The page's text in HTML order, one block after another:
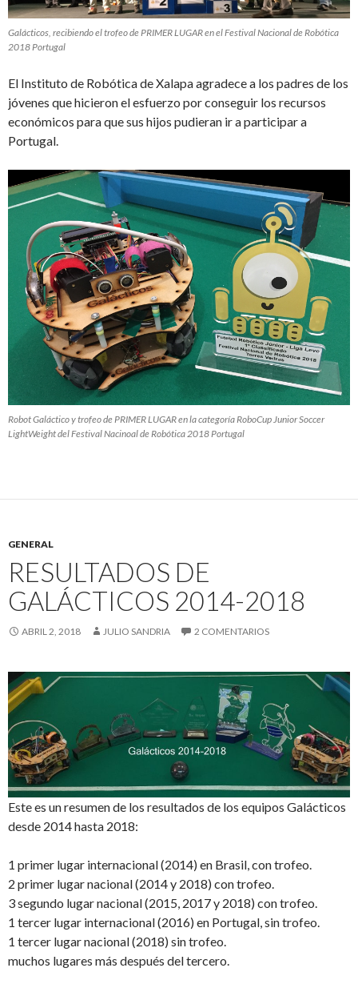
Galácticos, recibiendo el trofeo de PRIMER LUGAR en el Festival Nacional de Robótica
2018 Portugal
El Instituto de Robótica de Xalapa agradece a los padres de los
jóvenes que hicieron el esfuerzo por conseguir los recursos
económicos para que sus hijos pudieran ir a participar a
Portugal.
Robot Galáctico y trofeo de PRIMER LUGAR en la categoría RoboCup Junior Soccer
LightWeight del Festival Nacinoal de Robótica 2018 Portugal
GENERAL
RESULTADOS DE
GALÁCTICOS 2014-2018
ABRIL 2, 2018 JULIO SANDRIA 2 COMENTARIOS
Este es un resumen de los resultados de los equipos Galácticos
desde 2014 hasta 2018:
1 primer lugar internacional (2014) en Brasil, con trofeo.
2 primer lugar nacional (2014 y 2018) con trofeo.
3 segundo lugar nacional (2015, 2017 y 2018) con trofeo.
1 tercer lugar internacional (2016) en Portugal, sin trofeo.
1 tercer lugar nacional (2018) sin trofeo.
muchos lugares más después del tercero.